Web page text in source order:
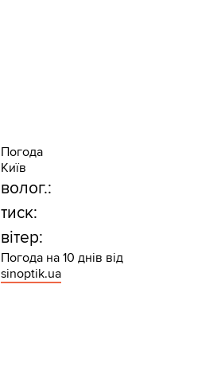
Погода
Київ
волог.:
тиск:
вітер:
Погода на 10 днів від
sinoptik.ua